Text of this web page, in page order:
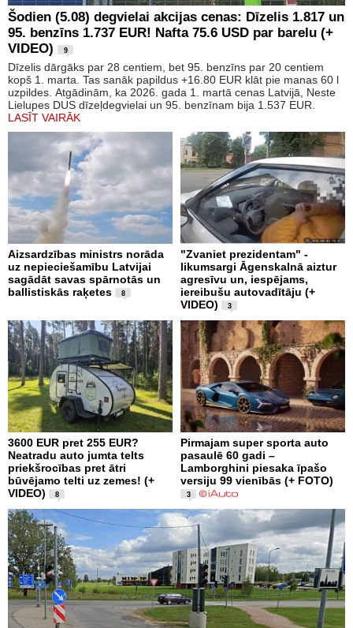
Šodien (5.08) degvielai akcijas cenas: Dīzelis 1.817 un
95. benzīns 1.737 EUR! Nafta 75.6 USD par barelu (+
VIDEO)
9
Dīzelis dārgāks par 28 centiem, bet 95. benzīns par 20 centiem
kopš 1. marta. Tas sanāk papildus +16.80 EUR klāt pie manas 60 l
uzpildes. Atgādinām, ka 2026. gada 1. martā cenas Latvijā, Neste
Lielupes DUS dīzeļdegvielai un 95. benzīnam bija 1.537 EUR.
LASĪT VAIRĀK
Aizsardzības ministrs norāda
uz nepieciešamību Latvijai
sagādāt savas spārnotās un
ballistiskās raķetes
8
"Zvaniet prezidentam" -
likumsargi Āgenskalnā aiztur
agresīvu un, iespējams,
iereibušu autovadītāju (+
VIDEO)
3
3600 EUR pret 255 EUR?
Neatradu auto jumta telts
priekšrocības pret ātri
būvējamo telti uz zemes! (+
VIDEO)
8
Pirmajam super sporta auto
pasaulē 60 gadi –
Lamborghini piesaka īpašo
versiju 99 vienībās (+ FOTO)
3